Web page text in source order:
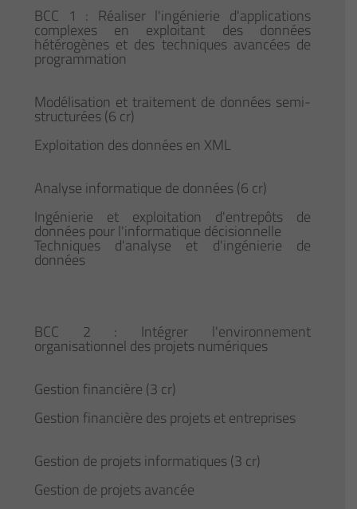
BCC 1 : Réaliser l'ingénierie d'applications
complexes en exploitant des données
hétérogènes et des techniques avancées de
programmation
Modélisation et traitement de données semi-
structurées (6 cr)
Exploitation des données en XML
Analyse informatique de données (6 cr)
Ingénierie et exploitation d'entrepôts de
données pour l'informatique décisionnelle
Techniques d'analyse et d'ingénierie de
données
BCC 2 : Intégrer l'environnement
organisationnel des projets numériques
Gestion financière (3 cr)
Gestion financière des projets et entreprises
Gestion de projets informatiques (3 cr)
Gestion de projets avancée